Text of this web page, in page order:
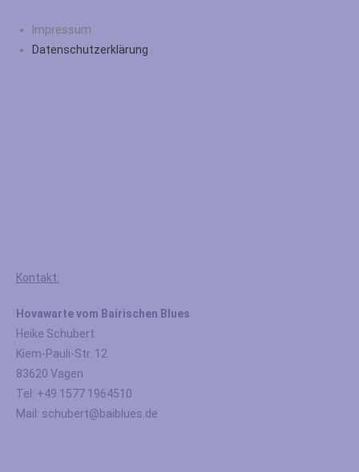
Impressum
Datenschutzerklärung
Kontakt:
Hovawarte vom Bairischen Blues
Heike Schubert
Kiem-Pauli-Str. 12
83620 Vagen
Tel: +49 1577 1964510
Mail: schubert@baiblues.de